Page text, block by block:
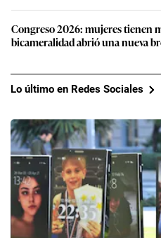
Congreso 2026: mujeres tienen
bicameralidad abrió una nueva
Lo último en Redes Sociales